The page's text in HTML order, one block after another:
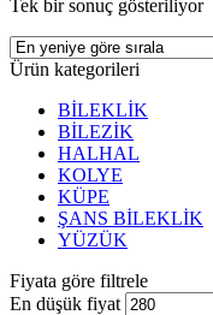
Tek bir sonuç gösteriliyor
Ürün kategorileri
BİLEKLİK
BİLEZİK
HALHAL
KOLYE
KÜPE
ŞANS BİLEKLİK
YÜZÜK
Fiyata göre filtrele
En düşük fiyat